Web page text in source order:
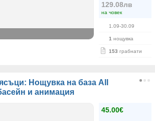
129.08лв
на човек
1.09-30.09
1 нощувка
153 грабнати
Нощувка на база All
и анимация
45.00€